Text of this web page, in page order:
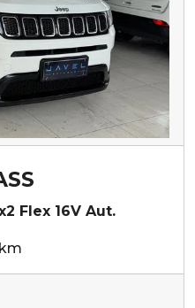
Flex 16V Aut.